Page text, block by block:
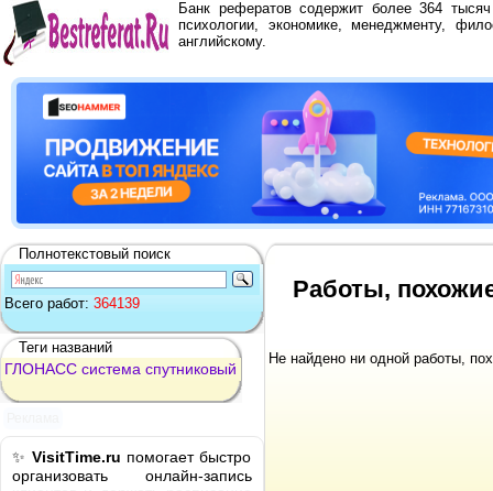
Банк рефератов содержит более 364
психологии, экономике, менеджменту,
английскому.
Полнотекстовый поиск
Всего работ: 364139
Теги названий
ГЛОНАСС система спутниковый
✨ VisitTime.ru помогает быстро
организовать онлайн-запись
Работы,
Не найдено ни одной работы,